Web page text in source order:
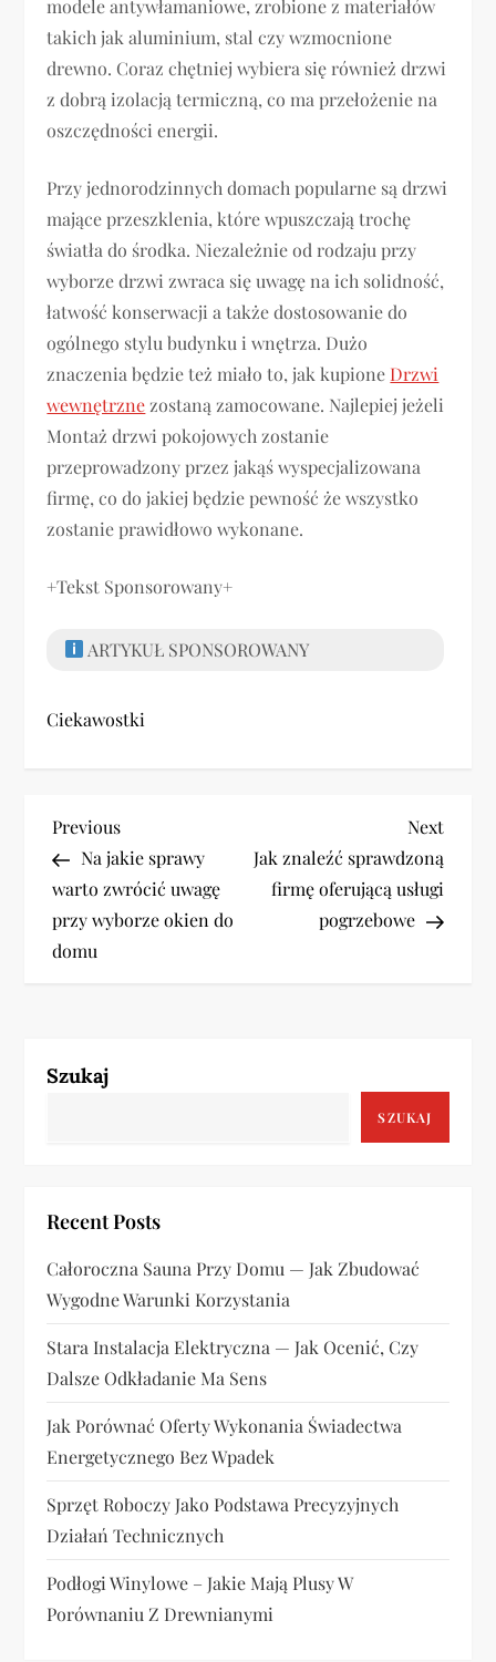
modele antywłamaniowe, zrobione z materiałów
takich jak aluminium, stal czy wzmocnione
drewno. Coraz chętniej wybiera się również drzwi
z dobrą izolacją termiczną, co ma przełożenie na
oszczędności energii.
Przy jednorodzinnych domach popularne są drzwi
mające przeszklenia, które wpuszczają trochę
światła do środka. Niezależnie od rodzaju przy
wyborze drzwi zwraca się uwagę na ich solidność,
łatwość konserwacji a także dostosowanie do
ogólnego stylu budynku i wnętrza. Dużo
znaczenia będzie też miało to, jak kupione Drzwi
wewnętrznezostaną zamocowane. Najlepiej jeżeli
Montaż drzwi pokojowych zostanie
przeprowadzony przez jakąś wyspecjalizowana
firmę, co do jakiej będzie pewność że wszystko
zostanie prawidłowo wykonane.
+Tekst Sponsorowany+
ARTYKUŁ SPONSOROWANY
Ciekawostki
N
a
w
a
a
w
p
i
s
u
Previous
Post
Previous
Na jakie sprawy
warto zwrócić uwagę
przy wyborze okien do
domu
Next
Post
Next
Jak znaleźć sprawdzoną
firmę oferującą usługi
pogrzebowe
Szukaj
SZUKAJ
Recent Posts
Całoroczna Sauna Przy Domu — Jak Zbudować
Wygodne Warunki Korzystania
Stara Instalacja Elektryczna — Jak Ocenić, Czy
Dalsze Odkładanie Ma Sens
Jak Porównać Oferty Wykonania Świadectwa
Energetycznego Bez Wpadek
Sprzęt Roboczy Jako Podstawa Precyzyjnych
Działań Technicznych
Podłogi Winylowe – Jakie Mają Plusy W
Porównaniu Z Drewnianymi